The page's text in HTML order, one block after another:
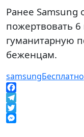
Ранее Samsung
пожертвовать
гуманитарную
беженцам.
samsungБесплатно
Facebook
Telegram
Twitter